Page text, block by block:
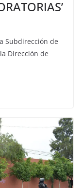
Subdirección de
Dirección de